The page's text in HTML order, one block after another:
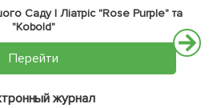
Саду | Ліатріс "Rose Purple" та
"Kobold"
Перейти
журнал